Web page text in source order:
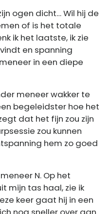
ogen dicht… Wil hij de
of is het totale
ik het laatste, ik zie
en spanning
in een diepe
meneer wakker te
begeleidster hoe het
dat het fijn zou zijn
zou kunnen
hem zo goed
N. Op het
mijn tas haal, zie ik
keer gaat hij in een